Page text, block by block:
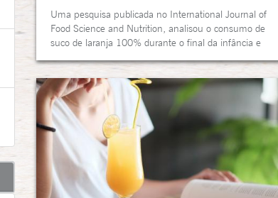
Uma pesquisa publicada no International Journal of
Food Science and Nutrition, analisou o consumo de
suco de laranja 100% durante o final da infância e